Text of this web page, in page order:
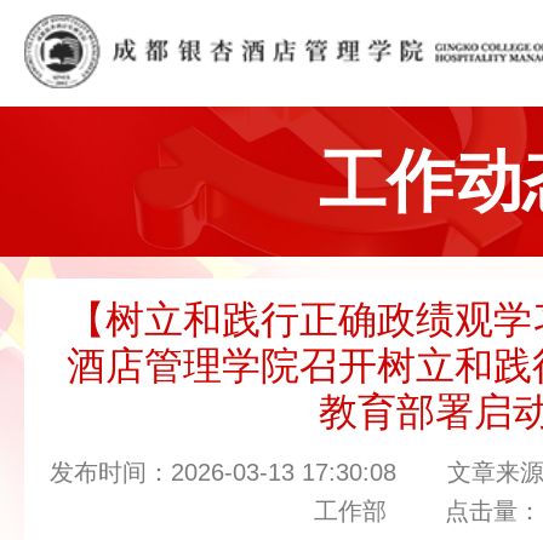
工作动
【树立和践行正确政绩观
酒店管理学院召开树立和
教育部署启
发布时间：2026-03-13 17:30:08 文章来源
工作部 点击量：